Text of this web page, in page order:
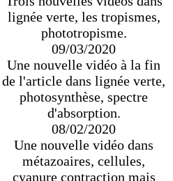
lignée verte, les tropismes,
phototropisme.
09/03/2020
Une nouvelle vidéo à la fin
de l'article dans lignée verte,
photosynthèse, spectre
d'absorption.
08/02/2020
Une nouvelle vidéo dans
métazoaires, cellules,
cyanure contraction mais